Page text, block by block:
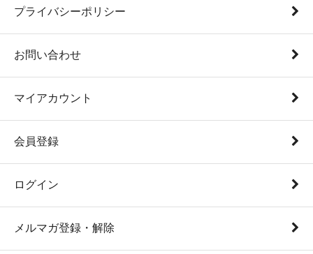
プライバシーポリシー
お問い合わせ
マイアカウント
会員登録
ログイン
メルマガ登録・解除